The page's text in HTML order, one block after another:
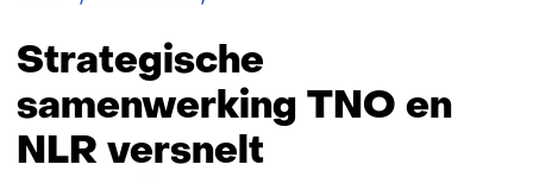
TNO
en
NLR
versnelt
mogelijkheden
nederlandse
Strategische
samenwerking TNO en
NLR versnelt